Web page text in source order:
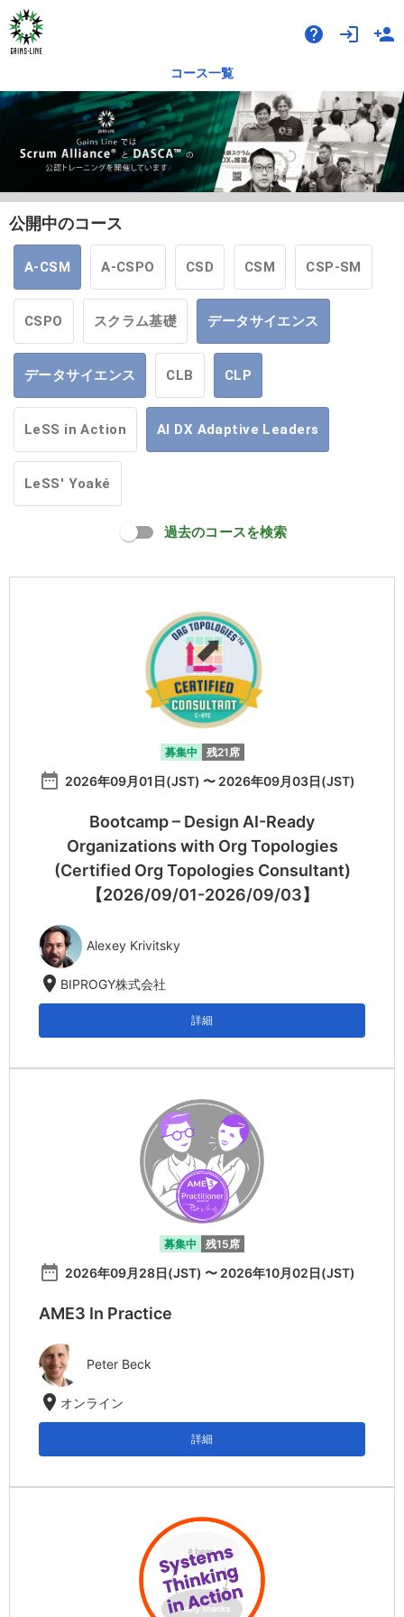
help login person_add
コース一覧
公開中のコース
A-CSM A-CSPO CSD CSM CSP-SM
CSPO スクラム基礎 データサイエンス
データサイエンス CLB CLP
LeSS in Action AI DX Adaptive Leaders
LeSS' Yoaké
過去のコースを検索
募集中 残21席
date_range 2026年09月01日(JST) 〜 2026年09月03日(JST)
Bootcamp – Design AI-Ready
Organizations with Org Topologies
(Certified Org Topologies Consultant)
【2026/09/01-2026/09/03】
Alexey Krivitsky
location_on BIPROGY株式会社
詳細
募集中 残15席
date_range 2026年09月28日(JST) 〜 2026年10月02日(JST)
AME3 In Practice
Peter Beck
location_on オンライン
詳細